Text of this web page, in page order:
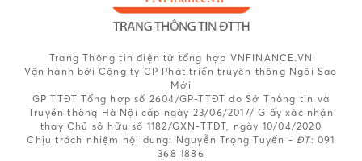
Trang Thông tin điện tử tổng hợp VNFINANCE.VN
Vận hành bởi Công ty CP Phát triển truyền thông Ngôi Sao
Mới
GP TTĐT Tổng hợp số 2604/GP-TTĐT do Sở Thông tin và
Truyền thông Hà Nội cấp ngày 23/06/2017/ Giấy xác nhận
thay Chủ sở hữu số 1182/GXN-TTĐT, ngày 10/04/2020
Chịu trách nhiệm nội dung: Nguyễn Trọng Tuyến - ĐT: 091
368 1886